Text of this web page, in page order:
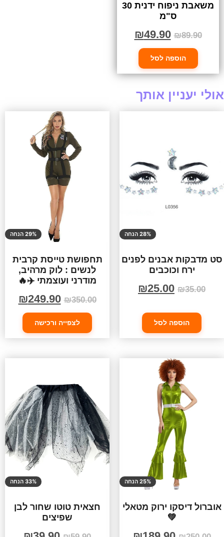
משאבת ניפוח ידנית 30
ס"מ
₪89.90
₪49.90
הוספה לסל
אולי יעניין אותך
28% הנחה
סט מדבקות אבנים לפנים
ירח וכוכבים
₪35.00
₪25.00
הוספה לסל
29% הנחה
תחפושת טייסת קרבית
לנשים : לוק מרהיב,
מודרני ועוצמתי ✈️🔥
₪350.00
₪249.90
לצפייה ורכישה
25% הנחה
אוברול דיסקו ירוק מטאלי
💚
33% הנחה
חצאית טוטו שחור לבן
שפיצים